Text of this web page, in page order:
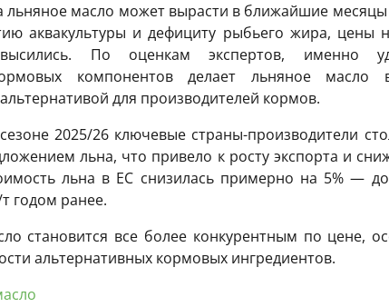
масло может вырасти в ближайшие месяцы
аквакультуры и дефициту рыбьего жира, цены
По оценкам экспертов, именно
компонентов делает льняное масло
для производителей кормов.
2025/26 ключевые страны-производители
льна, что привело к росту экспорта и
льна в ЕС снизилась примерно на 5% —
годом ранее.
становится все более конкурентным по цене,
альтернативных кормовых ингредиентов.